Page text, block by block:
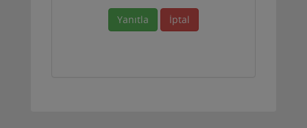
Yanıtla İptal